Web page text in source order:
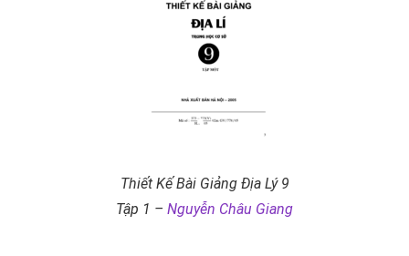
Thiết Kế Bài Giảng Địa Lý 9
Tập 1 – Nguyễn Châu Giang